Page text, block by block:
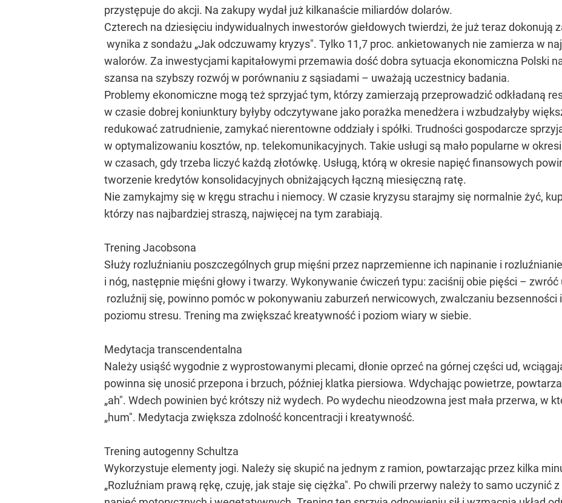
przystępuje do akcji. Na zakupy wydał już kilkanaście miliardów dolarów.
Czterech na dziesięciu indywidualnych inwestorów giełdowych twierdzi, że już teraz dokonują
wynika z sondażu „Jak odczuwamy kryzys". Tylko 11,7 proc. ankietowanych nie zamierza w
walorów. Za inwestycjami kapitałowymi przemawia dość dobra sytuacja ekonomiczna Polski
szansa na szybszy rozwój w porównaniu z sąsiadami – uważają uczestnicy badania.
Problemy ekonomiczne mogą też sprzyjać tym, którzy zamierzają przeprowadzić odkładaną
w czasie dobrej koniunktury byłyby odczytywane jako porażka menedżera i wzbudzałyby
redukować zatrudnienie, zamykać nierentowne oddziały i spółki. Trudności gospodarcze
w optymalizowaniu kosztów, np. telekomunikacyjnych. Takie usługi są mało popularne w
w czasach, gdy trzeba liczyć każdą złotówkę. Usługą, którą w okresie napięć finansowych
tworzenie kredytów konsolidacyjnych obniżających łączną miesięczną ratę.
Nie zamykajmy się w kręgu strachu i niemocy. W czasie kryzysu starajmy się normalnie żyć,
którzy nas najbardziej straszą, najwięcej na tym zarabiają.
Trening Jacobsona
Służy rozluźnianiu poszczególnych grup mięśni przez naprzemienne ich napinanie i
i nóg, następnie mięśni głowy i twarzy. Wykonywanie ćwiczeń typu: zaciśnij obie pięści –
rozluźnij się, powinno pomóc w pokonywaniu zaburzeń nerwicowych, zwalczaniu
poziomu stresu. Trening ma zwiększać kreatywność i poziom wiary w siebie.
Medytacja transcendentalna
Należy usiąść wygodnie z wyprostowanymi plecami, dłonie oprzeć na górnej części ud,
powinna się unosić przepona i brzuch, później klatka piersiowa. Wdychając powietrze,
„ah". Wdech powinien być krótszy niż wydech. Po wydechu nieodzowna jest mała przerwa, w
„hum". Medytacja zwiększa zdolność koncentracji i kreatywność.
Trening autogenny Schultza
Wykorzystuje elementy jogi. Należy się skupić na jednym z ramion, powtarzając przez kilka
„Rozluźniam prawą rękę, czuję, jak staje się ciężka". Po chwili przerwy należy to samo uczynić